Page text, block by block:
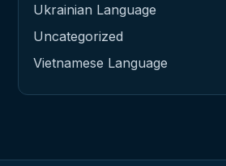
Ukrainian Language
Uncategorized
Vietnamese Language